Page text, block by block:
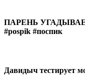
ПАРЕНЬ
#pospik #поспик
Давидыч тестирует